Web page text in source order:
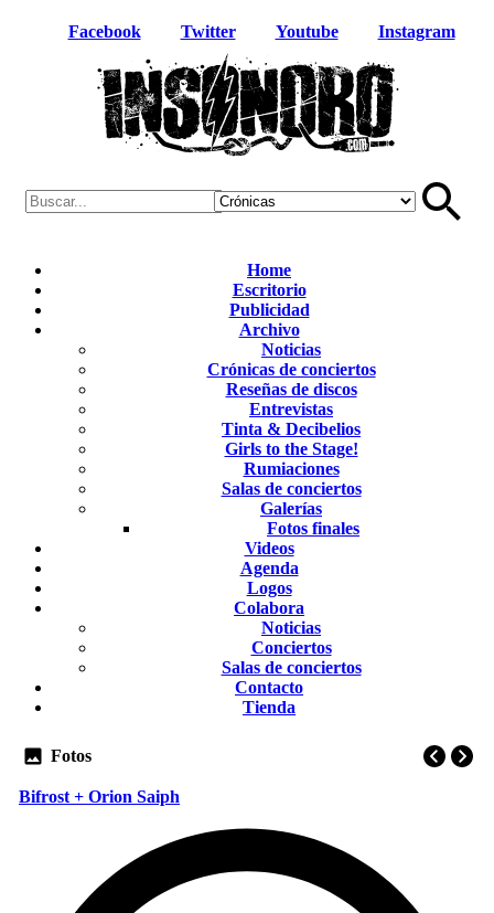
Facebook Twitter Youtube Instagram
Home
Escritorio
Publicidad
Archivo
Noticias
Crónicas de conciertos
Reseñas de discos
Entrevistas
Tinta & Decibelios
Girls to the Stage!
Rumiaciones
Salas de conciertos
Galerías
Fotos finales
Videos
Agenda
Logos
Colabora
Noticias
Conciertos
Salas de conciertos
Contacto
Tienda
Fotos
Bifrost + Orion Saiph